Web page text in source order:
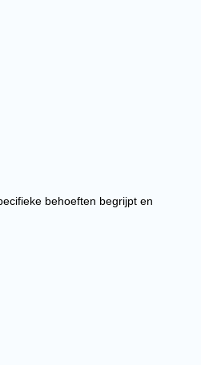
behoeften begrijpt en